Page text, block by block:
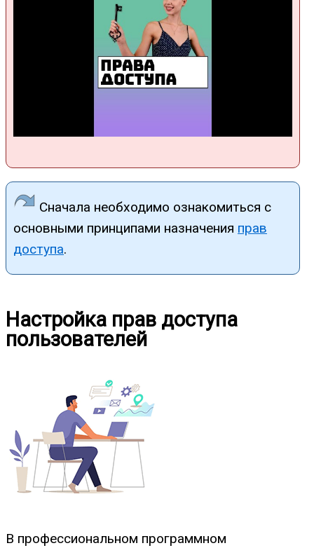
Сначала необходимо ознакомиться с
основными принципами назначения прав
доступа.
Настройка прав доступа
пользователей
В профессиональном программном